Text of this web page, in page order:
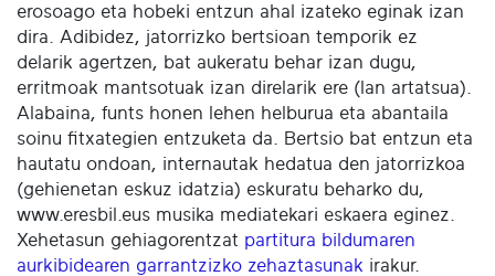
erosoago eta hobeki entzun ahal izateko eginak izan
dira. Adibidez, jatorrizko bertsioan temporik ez
delarik agertzen, bat aukeratu behar izan dugu,
erritmoak mantsotuak izan direlarik ere (lan artatsua).
Alabaina, funts honen lehen helburua eta abantaila
soinu fitxategien entzuketa da. Bertsio bat entzun eta
hautatu ondoan, internautak hedatua den jatorrizkoa
(gehienetan eskuz idatzia) eskuratu beharko du,
www.eresbil.eus musika mediatekari eskaera eginez.
Xehetasun gehiagorentzat partitura bildumaren
aurkibidearen garrantzizko zehaztasunak irakur.